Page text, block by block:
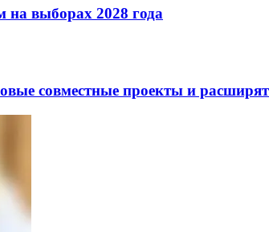
на выборах 2028 года
совместные проекты и